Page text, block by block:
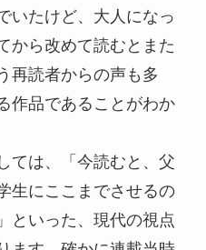
いたけど、大人になっ
から改めて読むとまた
再読者からの声も多
作品であることがわか
ては、「今読むと、父
生にここまでさせるの
といった、現代の視点